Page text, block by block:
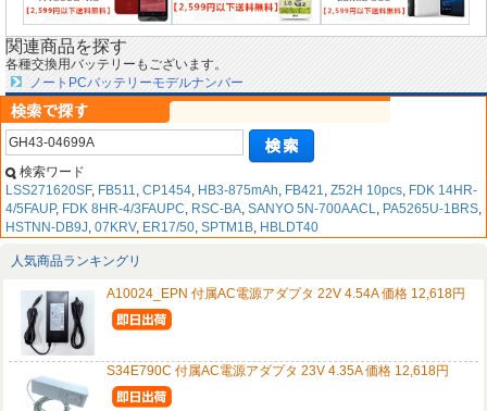
関連商品を探す
各種交換用バッテリーもございます。
ノートPCバッテリーモデルナンバー
検索ワード
LSS271620SF, FB511, CP1454, HB3-875mAh, FB421, Z52H 10pcs, FDK 14HR-
4/5FAUP, FDK 8HR-4/3FAUPC, RSC-BA, SANYO 5N-700AACL, PA5265U-1BRS,
HSTNN-DB9J, 07KRV, ER17/50, SPTM1B, HBLDT40
人気商品ランキングリ
A10024_EPN 付属AC電源アダプタ 22V 4.54A 価格 12,618円
S34E790C 付属AC電源アダプタ 23V 4.35A 価格 12,618円